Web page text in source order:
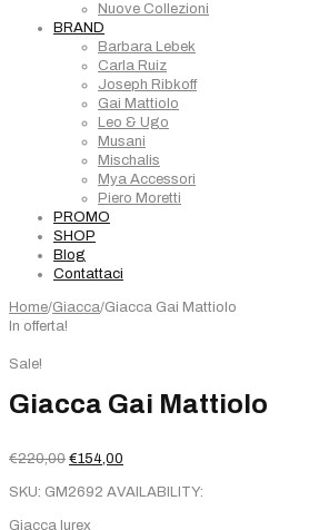
Nuove Collezioni
BRAND
Barbara Lebek
Carla Ruiz
Joseph Ribkoff
Gai Mattiolo
Leo & Ugo
Musani
Mischalis
Mya Accessori
Piero Moretti
PROMO
SHOP
Blog
Contattaci
Home/Giacca/Giacca Gai Mattiolo
In offerta!
Sale!
Giacca Gai Mattiolo
€220,00 Il
originale
€154,00
attuale
SKU: GM2692 AVAILABILITY:
Giacca lurex